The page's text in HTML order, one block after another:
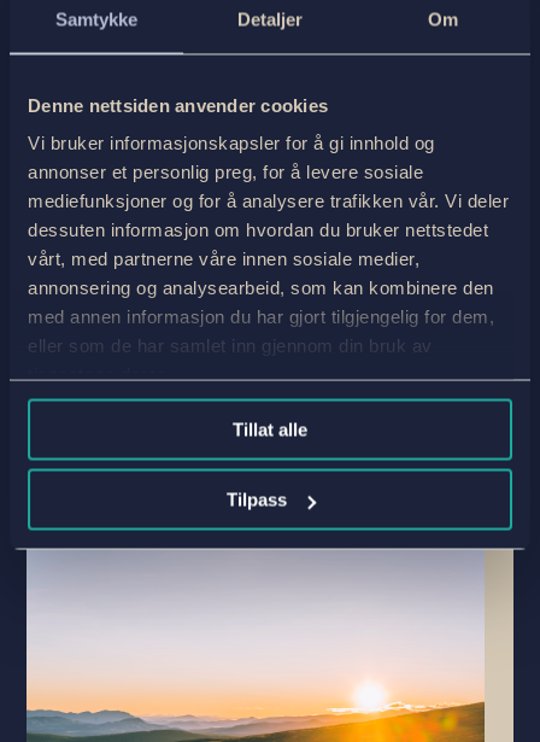
Samtykke Detaljer Om
Denne nettsiden anvender cookies
Vi bruker informasjonskapsler for å gi innhold og
annonser et personlig preg, for å levere sosiale
mediefunksjoner og for å analysere trafikken vår. Vi deler
dessuten informasjon om hvordan du bruker nettstedet
vårt, med partnerne våre innen sosiale medier,
annonsering og analysearbeid, som kan kombinere den
med annen informasjon du har gjort tilgjengelig for dem,
eller som de har samlet inn gjennom din bruk av
tjenestene deres.
Tillat alle
Tilpass
Fisk, festligheter og forbindelser:
Høydepunkter fra partnerarrangementet
vårt
av Robert Indrebø 8.nov 24| norsk | 0 kommentarer
Jotunheimen Travel henter sin eventyrlyst fra et
fantastisk knippe leverandører i hele regionen: fra
Valdres, Jotunheimen og Indre Sogn til Oslo, Bergen,
Rondane og Dovre. Uten disse partnerne ville vi ikke
opplevelsene...